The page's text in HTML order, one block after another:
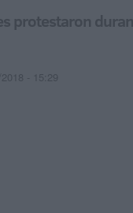
protestaron
- 15:29